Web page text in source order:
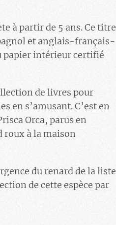
à partir de 5 ans. Ce titre
et anglais-français-
papier intérieur certifié
de livres pour
en s’amusant. C’est en
Orca, parus en
roux à la maison
du renard de la liste
de cette espèce par